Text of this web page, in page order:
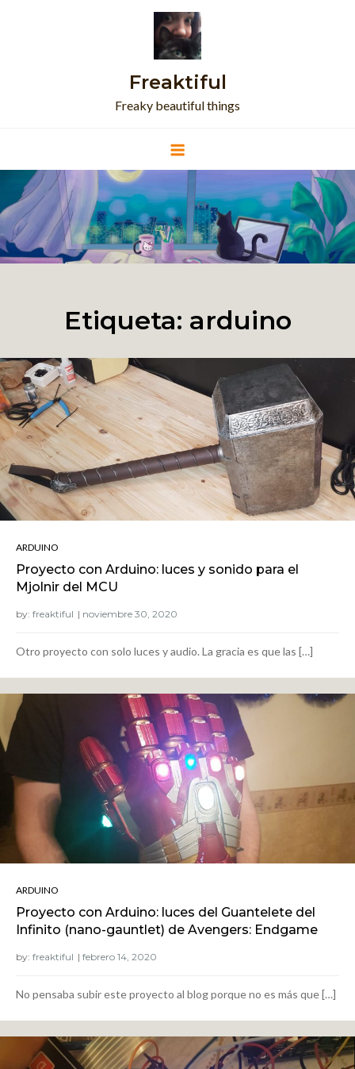
Freaktiful
Freaky beautiful things
Etiqueta: arduino
ARDUINO
Proyecto con Arduino: luces y sonido para el
Mjolnir del MCU
by: freaktiful
Otro proyecto con solo luces y audio. La gracia es que las […]
ARDUINO
Proyecto con Arduino: luces del Guantelete del
Infinito (nano-gauntlet) de Avengers: Endgame
by: freaktiful
No pensaba subir este proyecto al blog porque no es más que […]